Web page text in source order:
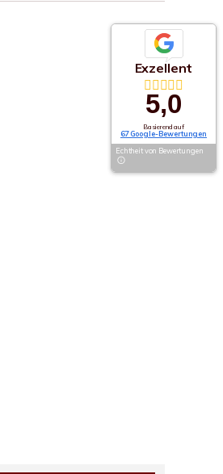
Exzellent
5,0
Basierend auf
67 Google-Bewertungen
Echtheit von Bewertungen